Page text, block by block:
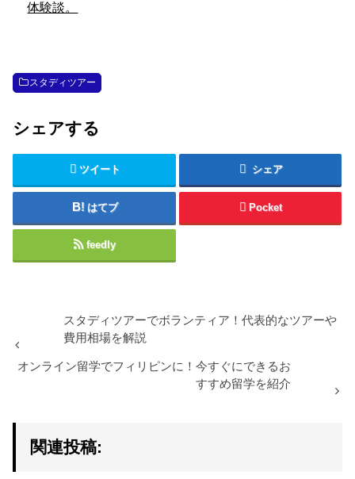
体験談。
スタディツアー
シェアする
ツイート シェア
はてブ Pocket
feedly
スタディツアーでボランティア！代表的なツアーや
費用相場を解説
オンライン留学でフィリピンに！今すぐにできるお
すすめ留学を紹介
関連投稿: